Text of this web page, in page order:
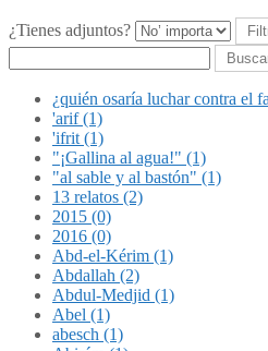
¿Tienes adjuntos?
Buscar
¿quién osaría luchar contra el
'arif (1)
'ifrit (1)
"¡Gallina al agua!" (1)
"al sable y al bastón" (1)
13 relatos (2)
2015 (0)
2016 (0)
Abd-el-Kérim (1)
Abdallah (2)
Abdul-Medjid (1)
Abel (1)
abesch (1)